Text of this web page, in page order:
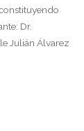
Dr.
Julián Álvarez